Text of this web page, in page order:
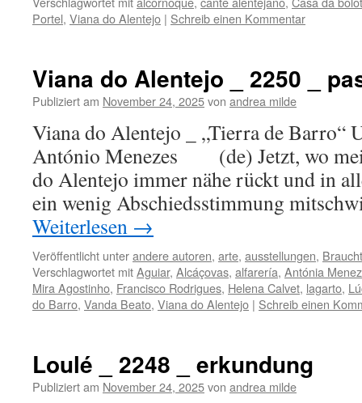
Portel, Viana do Alentejo | Schreib einen Kommentar
Viana do Alentejo _ 2250 _
Publiziert am November 24, 2025von andrea milde
Viana do Alentejo _ „Tierra de Barro“
António Menezes (de) Jetzt, wo
do Alentejo immer nähe rückt und in
ein wenig Abschiedsstimmung
Weiterlesen →
Veröffentlicht unterandere autoren, arte, ausstellungen,
Verschlagwortet mitAguiar, Alcáçovas, alfarería, Antónia
Mira Agostinho, Francisco Rodrigues, Helena Calvet, lagarto,
do Barro, Vanda Beato, Viana do Alentejo | Schreib einen
Loulé _ 2248 _ erkundung
Publiziert am November 24, 2025von andrea milde